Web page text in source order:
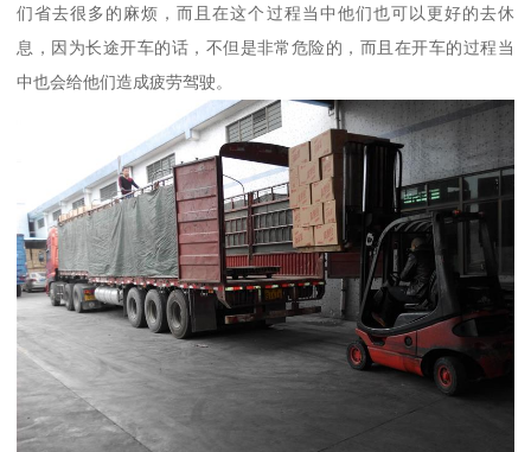
们省去很多的麻烦，而且在这个过程当中他们也可以更好的去休
息，因为长途开车的话，不但是非常危险的，而且在开车的过程当
中也会给他们造成疲劳驾驶。